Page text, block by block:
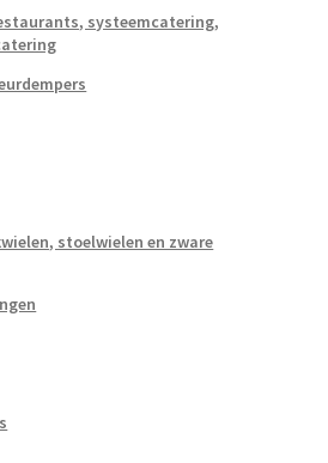
systeemcatering,
stoelwielen en zware